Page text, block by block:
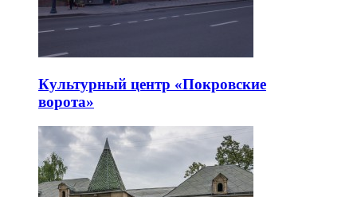
Культурный центр «Покровские
ворота»